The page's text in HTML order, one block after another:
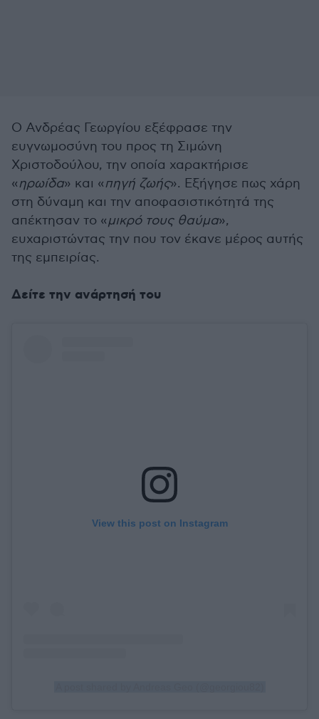
Ο Ανδρέας Γεωργίου εξέφρασε την
ευγνωμοσύνη του προς τη Σιμώνη
Χριστοδούλου, την οποία χαρακτήρισε
«ηρωίδα» και «πηγή ζωής». Εξήγησε πως χάρη
στη δύναμη και την αποφασιστικότητά της
απέκτησαν το «μικρό τους θαύμα»,
ευχαριστώντας την που τον έκανε μέρος αυτής
της εμπειρίας.
Δείτε την ανάρτησή του
View this post on Instagram